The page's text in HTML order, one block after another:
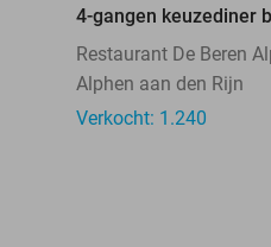
4-gangen keuzediner
Restaurant De Beren
Alphen aan den Rijn
Verkocht: 1.240